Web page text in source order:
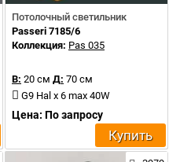
Потолочный светильник
Passeri 7185/6
Коллекция: Pas 035
В: 20 см Д: 70 см
G9 Hal x 6 max 40W
Цена: По запросу
Купить